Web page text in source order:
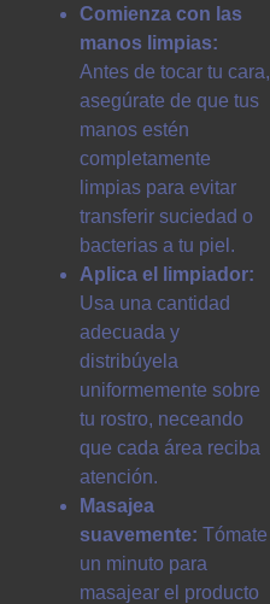
Comienza con las
manos limpias:
Antes de tocar tu cara,
asegúrate de que tus
manos estén
completamente
limpias para evitar
transferir suciedad o
bacterias a tu piel.
Aplica el limpiador:
Usa una cantidad
adecuada y
distribúyela
uniformemente sobre
tu rostro, neceando
que cada área reciba
atención.
Masajea
suavemente: Tómate
un minuto para
masajear el producto